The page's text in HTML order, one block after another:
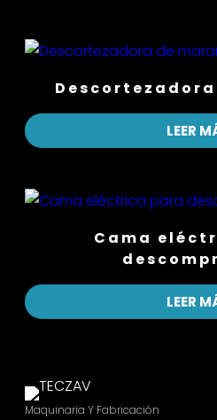
LEER
Cama
LEER
Maquinaria Y Fabricación